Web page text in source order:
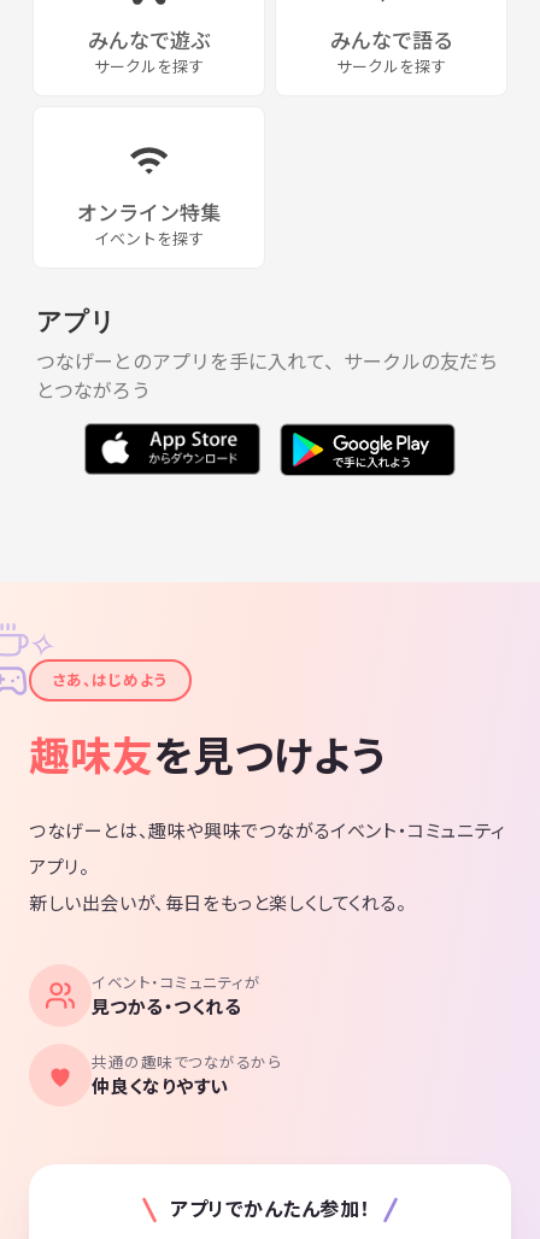
みんなで遊ぶ
サークルを探す
みんなで語る
サークルを探す
オンライン特集
イベントを探す
アプリ
つなげーとのアプリを手に入れて、サークルの友だち
とつながろう
✦
✧
さあ、はじめよう
趣味友を見つけよう
つなげーとは、趣味や興味でつながるイベント・コミュニティ
アプリ。
新しい出会いが、毎日をもっと楽しくしてくれる。
イベント・コミュニティが
見つかる・つくれる
共通の趣味でつながるから
仲良くなりやすい
アプリでかんたん参加！